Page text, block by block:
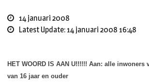
14 januari 2008
Latest Update: 14 januari 2008 16:48
HET WOORD IS AAN U!!!!!! Aan: alle inwoners
van 16 jaar en ouder